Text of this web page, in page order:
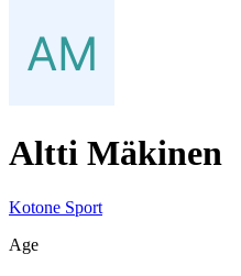
Altti Mäkinen
Kotone Sport
Age